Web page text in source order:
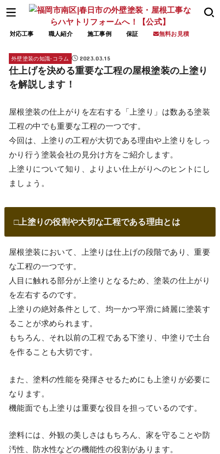
対応工事 職人紹介 施工事例 保証 無料お見積
外壁塗装の知識‐コラム 2023.03.15
仕上げを決める重要な工程の屋根塗装の上塗り
を解説します！
屋根塗装の仕上がりを左右する「上塗り」は数ある塗装
工程の中でも重要な工程の一つです。
今回は、上塗りの工程が大切である理由や上塗りをしっ
かり行う塗装会社の見分け方をご紹介します。
上塗りについて知り、よりよい仕上がりへのヒントにし
ましょう。
□上塗りの役割や大切な工程である理由とは
屋根塗装において、上塗りは仕上げの段階であり、重要
な工程の一つです。
人目に触れる部分が上塗りとなるため、塗装の仕上がり
を左右するのです。
上塗りの絶対条件として、均一かつ平滑に綺麗に塗装す
ることが求められます。
もちろん、それ以前の工程である下塗り、中塗りで土台
を作ることも大切です。
また、塗料の性能を発揮させるためにも上塗りが必要に
なります。
機能面でも上塗りは重要な役目を担っているのです。
塗料には、外観の美しさはもちろん、家を守ることや防
汚性、防水性などの機能性の役割があります。